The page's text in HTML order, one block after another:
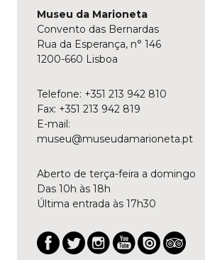
Museu da Marioneta
Convento das Bernardas
Rua da Esperança, n° 146
1200-660 Lisboa
Telefone: +351 213 942 810
Fax: +351 213 942 819
E-mail:
museu@museudamarioneta.pt
Aberto de terça-feira a domingo
Das 10h às 18h
Última entrada às 17h30
Facebook
TwitterInstagram
YouTube
Issuu Trip
Advisor